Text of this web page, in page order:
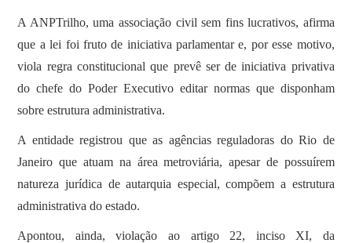
A ANPTrilho, uma associação civil sem fins lucrativos, afirma
que a lei foi fruto de iniciativa parlamentar e, por esse motivo,
viola regra constitucional que prevê ser de iniciativa privativa
do chefe do Poder Executivo editar normas que disponham
sobre estrutura administrativa.
A entidade registrou que as agências reguladoras do Rio de
Janeiro que atuam na área metroviária, apesar de possuírem
natureza jurídica de autarquia especial, compõem a estrutura
administrativa do estado.
Apontou, ainda, violação ao artigo 22, inciso XI, da